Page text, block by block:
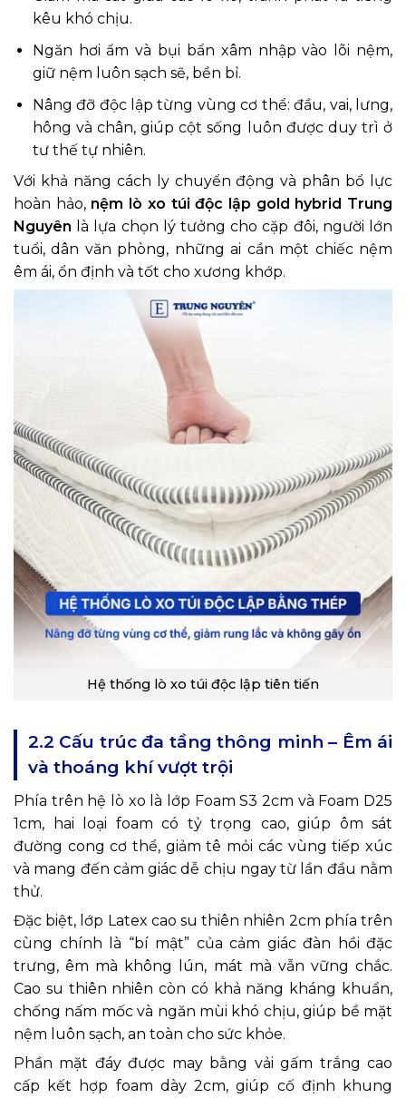
kêu khó chịu.
Ngăn hơi ẩm và bụi bẩn xâm nhập vào lõi nệm,
giữ nệm luôn sạch sẽ, bền bỉ.
Nâng đỡ độc lập từng vùng cơ thể: đầu, vai, lưng,
hông và chân, giúp cột sống luôn được duy trì ở
tư thế tự nhiên.
Với khả năng cách ly chuyển động và phân bổ lực
hoàn hảo, nệm lò xo túi độc lập gold hybrid Trung
Nguyên là lựa chọn lý tưởng cho cặp đôi, người lớn
tuổi, dân văn phòng, những ai cần một chiếc nệm
êm ái, ổn định và tốt cho xương khớp.
Hệ thống lò xo túi độc lập tiên tiến
2.2 Cấu trúc đa tầng thông minh – Êm ái
và thoáng khí vượt trội
Phía trên hệ lò xo là lớp Foam S3 2cm và Foam D25
1cm, hai loại foam có tỷ trọng cao, giúp ôm sát
đường cong cơ thể, giảm tê mỏi các vùng tiếp xúc
và mang đến cảm giác dễ chịu ngay từ lần đầu nằm
thử.
Đặc biệt, lớp Latex cao su thiên nhiên 2cm phía trên
cùng chính là “bí mật” của cảm giác đàn hồi đặc
trưng, êm mà không lún, mát mà vẫn vững chắc.
Cao su thiên nhiên còn có khả năng kháng khuẩn,
chống nấm mốc và ngăn mùi khó chịu, giúp bề mặt
nệm luôn sạch, an toàn cho sức khỏe.
Phần mặt đáy được may bằng vải gấm trắng cao
cấp kết hợp foam dày 2cm, giúp cố định khung